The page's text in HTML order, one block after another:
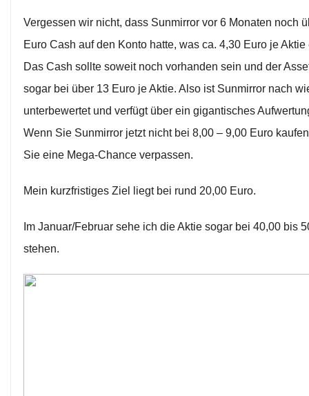
Vergessen wir nicht, dass Sunmirror vor 6 Monaten noch
Euro Cash auf den Konto hatte, was ca. 4,30 Euro je Aktie
Das Cash sollte soweit noch vorhanden sein und der
sogar bei über 13 Euro je Aktie. Also ist Sunmirror nach
unterbewertet und verfügt über ein gigantisches
Wenn Sie Sunmirror jetzt nicht bei 8,00 – 9,00 Euro
Sie eine Mega-Chance verpassen.
Mein kurzfristiges Ziel liegt bei rund 20,00 Euro.
Im Januar/Februar sehe ich die Aktie sogar bei 40,00 bis
stehen.